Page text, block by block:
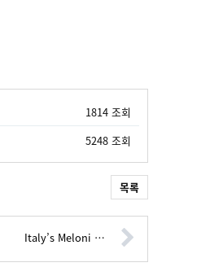
1814 조회
5248 조회
목록
Italy’s Meloni …